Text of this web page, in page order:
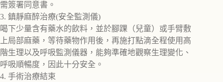
需簽署同意書。
3. 鎮靜麻醉治療(安全監測儀)
喝下少量含有藥水的飲料，並於腳踝（兒童）或手臂敷
上局部麻藥，等待藥物作用後，再施打點滴全程使用高
階生理以及呼吸監測儀器，能夠準確地觀察生理變化、
呼吸順暢度，因此十分安全。
4. 手術治療結束